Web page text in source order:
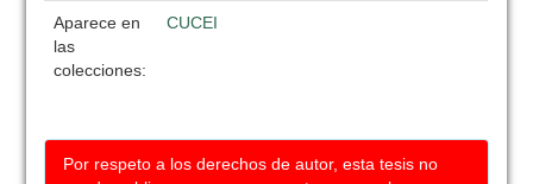
Aparece en
las
colecciones:
CUCEI
Por respeto a los derechos de autor, esta tesis no